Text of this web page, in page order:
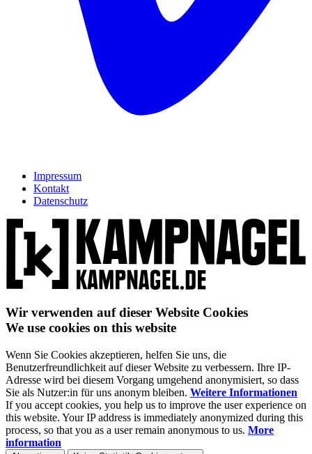
Impressum
Kontakt
Datenschutz
Wir verwenden auf dieser Website Cookies
We use cookies on this website
Wenn Sie Cookies akzeptieren, helfen Sie uns, die
Benutzerfreundlichkeit auf dieser Website zu verbessern. Ihre IP-
Adresse wird bei diesem Vorgang umgehend anonymisiert, so dass
Sie als Nutzer:in für uns anonym bleiben. Weitere Informationen
If you accept cookies, you help us to improve the user experience on
this website. Your IP address is immediately anonymized during this
process, so that you as a user remain anonymous to us. More
information